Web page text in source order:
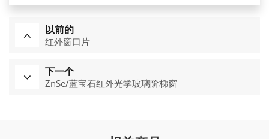
以前的
红外窗口片
下一个
ZnSe/蓝宝石红外光学玻璃阶梯窗